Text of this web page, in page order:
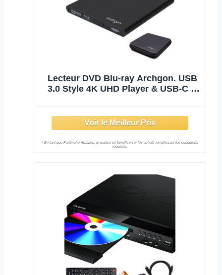
Lecteur DVD Blu-ray Archgon. USB
3.0 Style 4K UHD Player & USB-C &